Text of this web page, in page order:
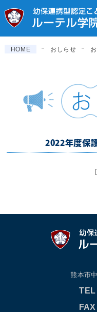
保護者ページ
HOME おしらせ
2022年度保
熊本市
TEL